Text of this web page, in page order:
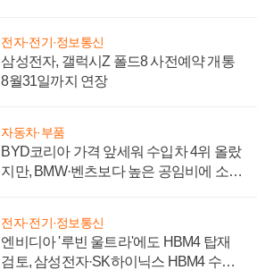
전자·전기·정보통신
삼성전자, 갤럭시Z 폴드8 사전예약 개통
8월31일까지 연장
자동차·부품
BYD코리아 가격 앞세워 수입차 4위 올랐
지만, BMW·벤츠보다 높은 공임비에 소비
전자·전기·정보통신
엔비디아 '루빈 울트라'에도 HBM4 탑재
검토, 삼성전자·SK하이닉스 HBM4 수율